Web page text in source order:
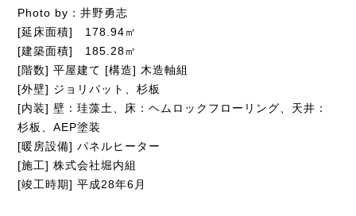
Photo by：井野勇志
[延床面積] 178.94㎡
[建築面積] 185.28㎡
[階数] 平屋建て [構造] 木造軸組
[外壁] ジョリパット、杉板
[内装] 壁：珪藻土、床：ヘムロックフローリング、天井：
杉板、AEP塗装
[暖房設備] パネルヒーター
[施工] 株式会社堀内組
[竣工時期] 平成28年6月